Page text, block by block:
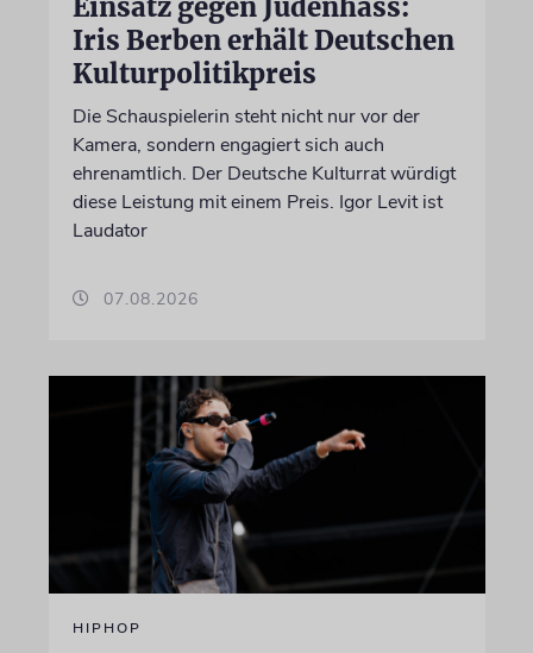
Iris Berben erhält Deutschen
Kulturpolitikpreis
Die Schauspielerin steht nicht nur vor der
Kamera, sondern engagiert sich auch
ehrenamtlich. Der Deutsche Kulturrat würdigt
diese Leistung mit einem Preis. Igor Levit ist
Laudator
07.08.2026
HIPHOP